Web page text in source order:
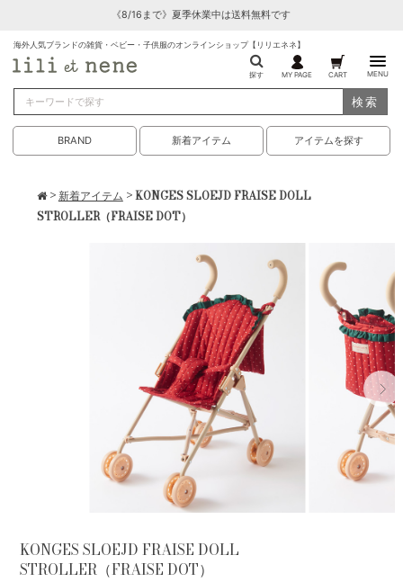
《8/16まで》夏季休業中は送料無料です
海外人気ブランドの雑貨・ベビー・子供服のオンラインショップ【リリエネネ】
探す MY PAGE CART MENU
検索
BRAND 新着アイテム アイテムを探す
>新着アイテム > KONGES SLOEJD FRAISE DOLL
STROLLER（FRAISE DOT）
KONGES SLOEJD FRAISE DOLL
STROLLER（FRAISE DOT）